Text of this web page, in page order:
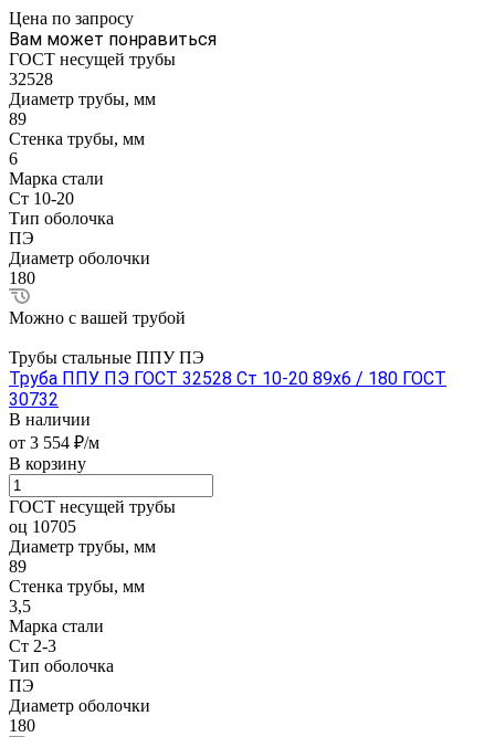
Цена по запросу
Вам может понравиться
ГОСТ несущей трубы
32528
Диаметр трубы, мм
89
Стенка трубы, мм
6
Марка стали
Ст 10-20
Тип оболочка
ПЭ
Диаметр оболочки
180
Можно с вашей трубой
Трубы стальные ППУ ПЭ
Труба ППУ ПЭ ГОСТ 32528 Ст 10-20 89x6 / 180 ГОСТ
30732
В наличии
от 3 554 ₽/м
В корзину
ГОСТ несущей трубы
оц 10705
Диаметр трубы, мм
89
Стенка трубы, мм
3,5
Марка стали
Ст 2-3
Тип оболочка
ПЭ
Диаметр оболочки
180